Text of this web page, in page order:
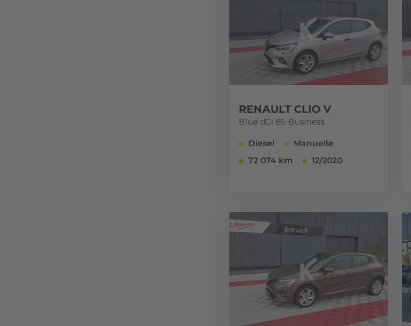
RENAULT CLIO V
Blue dCi 85 Business
Diesel
Manuelle
72 074 km
12/2020